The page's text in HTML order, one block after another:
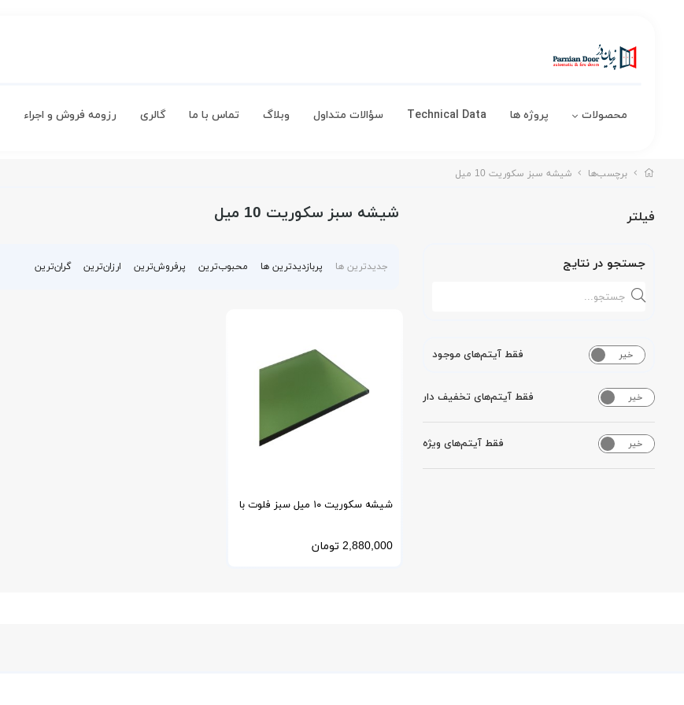
محصولات پروژه ها Technical Data سؤالات متداول وبلاگ تماس با ما گالری رزومه فروش و اجراء
برچسب‌ها شیشه سبز سکوریت 10 میل
فیلتر
جستجو در نتایج
خیر فقط آیتم‌های موجود
خیر فقط آیتم‌های تخفیف دار
خیر فقط آیتم‌های ویژه
شیشه سبز سکوریت 10 میل
جدیدترین ها پربازدیدترین ها محبوب‌‌ترین پرفروش‌ترین ارزان‌ترین گران‌ترین
شیشه سکوریت ۱۰ میل سبز فلوت با
برش سفارشی
2,880,000 تومان